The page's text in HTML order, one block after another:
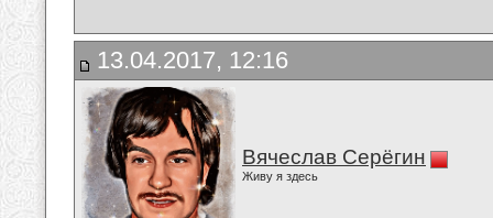
13.04.2017, 12:16
Вячеслав Серёгин
Живу я здесь